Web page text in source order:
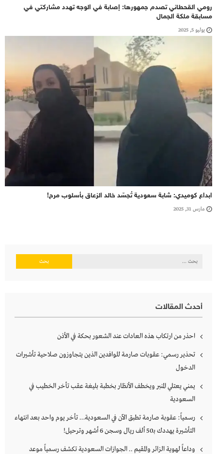
رومي القحطاني تصدم جمهورها: إصابة في الوجه تهدد مشاركتي في
مسابقة ملكة الجمال
يوليو 5, 2025
ابداع كوميدي: شابة سعودية تُجسّد خالد الزعاق بأسلوب مرح!
مارس 31, 2025
البحث
أحدث المقالات
احذر من ارتكاب هذه العادات عند الشعور بحكة في الأذن
تحذير رسمي: عقوبات صارمة للوافدين الذين يتجاوزون صلاحية تأشيرات
الدخول
يمني يعتلي المنبر ويخطف الأنظار بخطبة بليغة عقب تأخر الخطيب في
السعودية
رسمياً: عقوبة صارمة تطبق الآن في السعودية… تأخر يوم واحد بعد انتهاء
التأشيرة يهددك بـ50 ألف ريال وسجن 6 أشهر وترحيل!
وداعاً لهوية الزائر والمقيم .. الجوازات السعودية تكشف رسمياً موعد